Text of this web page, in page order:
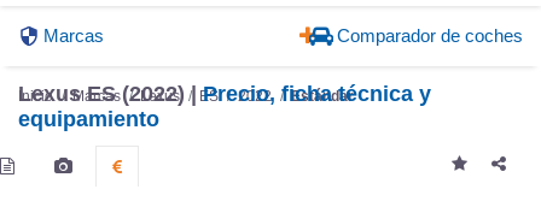
Marcas Comparador de coches
Inicio Marcas Lexus ES 2022 Estándar
Lexus ES (2022) |Precio, ficha técnica y
equipamiento